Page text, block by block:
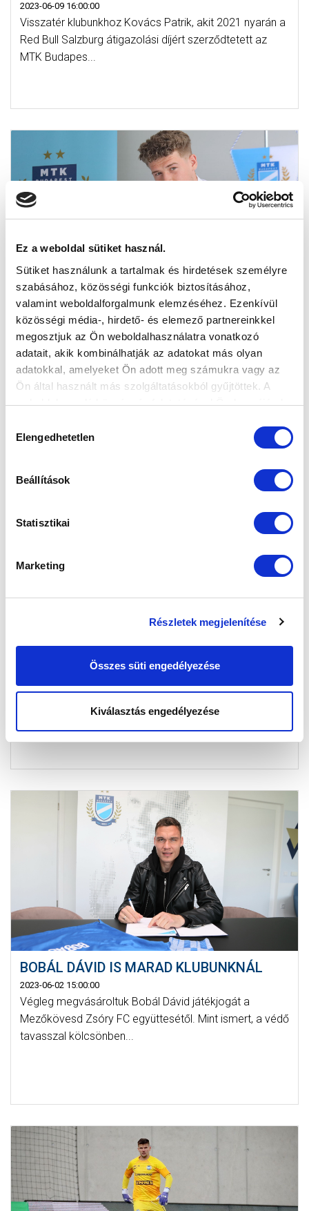
Ez a weboldal sütiket használ.
Sütiket használunk a tartalmak és hirdetések személyre
szabásához, közösségi funkciók biztosításához,
valamint weboldalforgalmunk elemzéséhez. Ezenkívül
közösségi média-, hirdető- és elemező partnereinkkel
megosztjuk az Ön weboldalhasználatra vonatkozó
adatait, akik kombinálhatják az adatokat más olyan
adatokkal, amelyeket Ön adott meg számukra vagy az
Ön által használt más szolgáltatásokból gyűjtöttek. A
weboldalon való böngészés folytatásával Ön hozzájárul a
kiválasztása
Elengedhetetlen
Beállítások
Statisztikai
Marketing
Részletek megjelenítése
Összes süti engedélyezése
Kiválasztás engedélyezése
2023-06-09 16:00:00
Visszatér klubunkhoz Kovács Patrik, akit 2021 nyarán a
Red Bull Salzburg átigazolási díjért szerződtetett az
MTK Budapes...
GÓLERŐS JÁTÉKOS ÉRKEZETT A
TÁMADÓSORBA
2023-06-07 18:12:21
Az MTK Budapestnél folytatja pályafutását Molnár
Rajmund, aki az elmúlt két szezonban egyaránt
legalább 10 gólt szerzett...
ANTONOV IS AZ MTK BUDAPESTET
VÁLASZTOTTA!
2023-06-03 11:30:00
Az MTK Budapestben folytatja pályafutását Nemanja
BOBÁL DÁVID IS MARAD KLUBUNKNÁL
2023-06-02 15:00:00
Végleg megvásároltuk Bobál Dávid játékjogát a
Mezőkövesd Zsóry FC együttesétől. Mint ismert, a védő
tavasszal kölcsönben...